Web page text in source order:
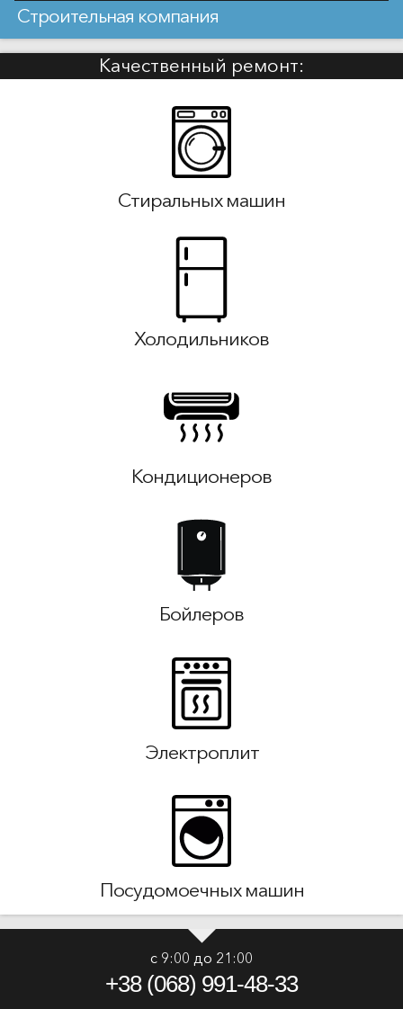
Строительная компания
Качественный ремонт:
Стиральных машин
Холодильников
Кондиционеров
Бойлеров
Электроплит
Посудомоечных машин
с 9:00 до 21:00
+38 (068) 991-48-33